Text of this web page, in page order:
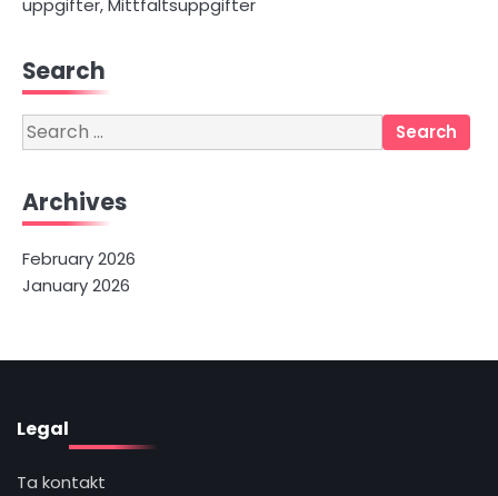
uppgifter, Mittfältsuppgifter
Search
Search
for:
Archives
February 2026
January 2026
Legal
Ta kontakt